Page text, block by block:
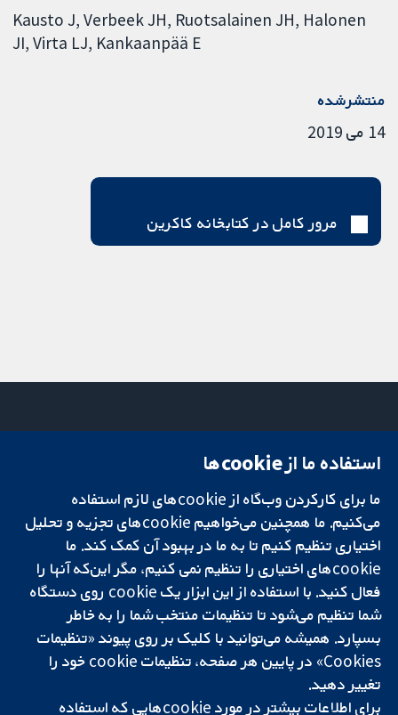
Kausto J Verbeek JH Ruotsalainen JH Halonen
JI Virta LJ Kankaanpää E
منتشرشده
14 می 2019
مرور کامل در کتابخانه کاکرین
تحقیقات قابل
اعتماد.
تصمیم‌گیری آگاهانه.
سلامت بهتر.
میدان کاوندیش
لندن
W1G 0AN
بریتانیا
دفتر رسانه‌ای
درباره ما
فرصت‌های
شغلی
Cochrane
Library
شبکه همکاری کاکرین، یک مؤسسه خیریه (شماره 1045921) و یک شرکت با
و ولز است. شماره ثبت مالیات بر ارزش افزوده: GB 718 2127 49.
استفاده ما از cookie‌ها
ما برای کارکردن وب‌گاه از cookie‌های لازم استفاده
می‌کنیم. ما همچنین می‌خواهیم cookie‌های تجزیه و تحلیل
اختیاری تنظیم کنیم تا به ما در بهبود آن کمک کند. ما
cookie‌های اختیاری را تنظیم نمی کنیم، مگر این‌که آنها را
فعال کنید. با استفاده از این ابزار یک cookie‌ روی دستگاه
شما تنظیم می‌شود تا تنظیمات منتخب شما را به خاطر
بسپارد. همیشه می‌توانید با کلیک بر روی پیوند «تنظیمات
Cookies» در پایین هر صفحه، تنظیمات cookie‌ خود را
تغییر دهید.
برای اطلاعات بیشتر در مورد cookie‌هایی که استفاده